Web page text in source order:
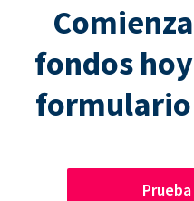
fondos
formulario